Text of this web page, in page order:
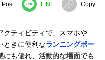
Post LINE Copy
クティビティで、スマホや
ときに便利なランニングポー
も優れ、 活動的な場面でも